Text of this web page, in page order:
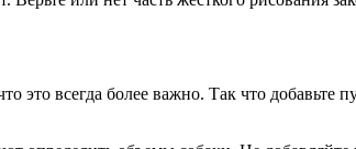
всегда более важно. Так что добавьте